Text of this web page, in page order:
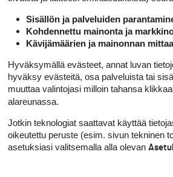
Sisällön ja palveluiden
Kohdennettu mainonta ja
Kävijämäärien ja mainonnan
Hyväksymällä evästeet, annat luvan
hyväksy evästeitä, osa palveluista tai
muuttaa valintojasi milloin tahansa
alareunassa.
Jotkin teknologiat saattavat käyttää
oikeutettu peruste (esim. sivun tekninen
asetuksiasi valitsemalla alla olevan